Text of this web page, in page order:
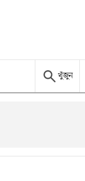
খুঁজুন